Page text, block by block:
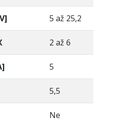
5 až 25,2
2 až 6
5
5,5
Ne